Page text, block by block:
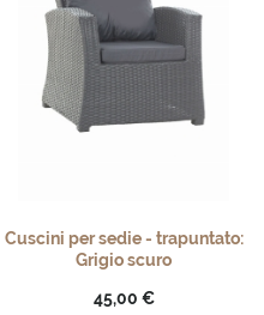
Cuscini per sedie - trapuntato:
Grigio scuro
45,00 €